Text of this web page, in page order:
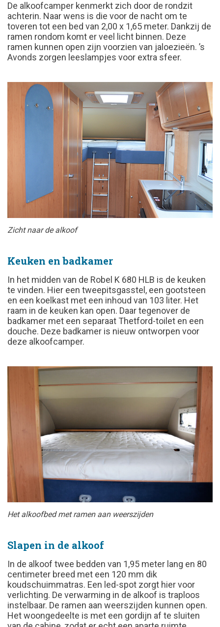
De alkoofcamper kenmerkt zich door de rondzit
achterin. Naar wens is die voor de nacht om te
toveren tot een bed van 2,00 x 1,65 meter. Dankzij de
ramen rondom komt er veel licht binnen. Deze
ramen kunnen open zijn voorzien van jaloezieën. ’s
Avonds zorgen leeslampjes voor extra sfeer.
Zicht naar de alkoof
Keuken en badkamer
In het midden van de Robel K 680 HLB is de keuken
te vinden. Hier een tweepitsgasstel, een gootsteen
en een koelkast met een inhoud van 103 liter. Het
raam in de keuken kan open. Daar tegenover de
badkamer met een separaat Thetford-toilet en een
douche. Deze badkamer is nieuw ontworpen voor
deze alkoofcamper.
Het alkoofbed met ramen aan weerszijden
Slapen in de alkoof
In de alkoof twee bedden van 1,95 meter lang en 80
centimeter breed met een 120 mm dik
koudschuimmatras. Een led-spot zorgt hier voor
verlichting. De verwarming in de alkoof is traploos
instelbaar. De ramen aan weerszijden kunnen open.
Het woongedeelte is met een gordijn af te sluiten